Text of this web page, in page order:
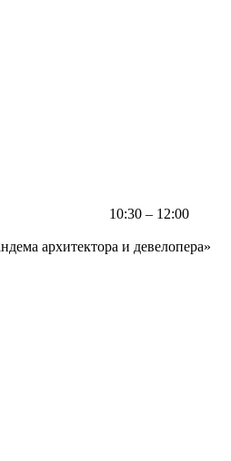
10:30 – 12:00
архитектора и девелопера»